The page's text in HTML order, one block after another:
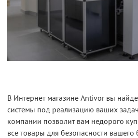
В Интернет магазине Antivor вы
системы под реализацию ваших
компании позволит вам недорого
все товары для безопасности